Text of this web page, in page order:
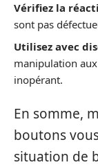
Vérifiez la
sont pas
Utilisez avec
manipulation
inopérant.
En somme,
boutons
situation de